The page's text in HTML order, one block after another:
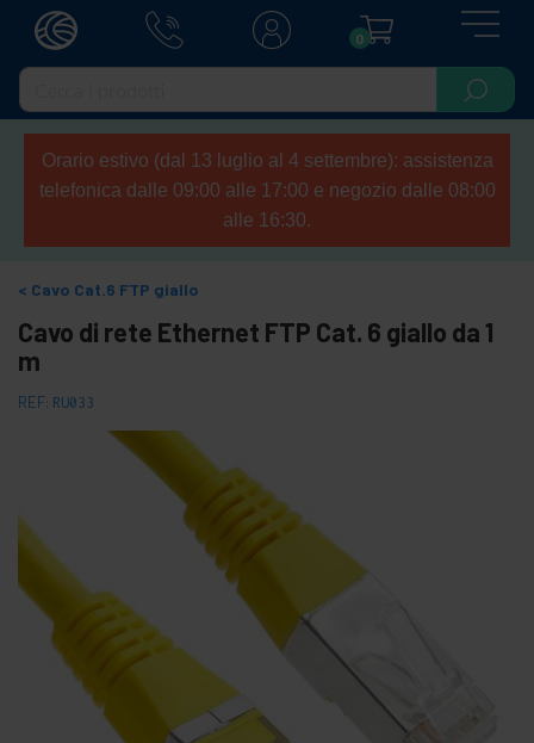
0
Orario estivo (dal 13 luglio al 4 settembre): assistenza
telefonica dalle 09:00 alle 17:00 e negozio dalle 08:00
alle 16:30.
Cavo Cat.6 FTP giallo
Cavo di rete Ethernet FTP Cat. 6 giallo da 1
m
REF: RU033